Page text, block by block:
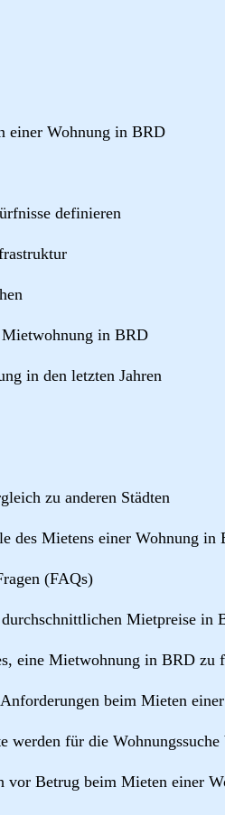
einer Wohnung in BRD
definieren
in BRD
in den letzten Jahren
zu anderen Städten
des Mietens einer Wohnung in
(FAQs)
Mietpreise in
eine Mietwohnung in BRD zu
beim Mieten
werden für die Wohnungssuche
vor Betrug beim Mieten einer